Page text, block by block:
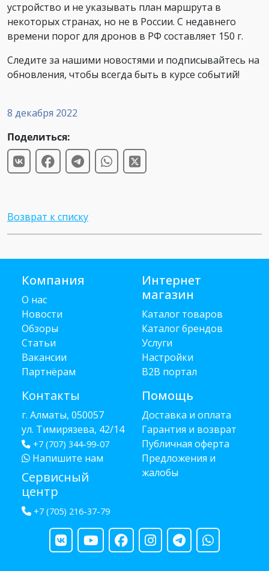
8 декабря 2022
Поделиться:
устройство и не указывать план маршрута в
некоторых странах, но не в России. С недавнего
времени порог для дронов в РФ составляет 150 г.
Следите за нашими новостями и подписывайтесь на
обновления, чтобы всегда быть в курсе событий!
Возврат к списку
Компания
О нас
Новости
Обзоры
Статьи
Вакансии
Партнёрам
Контакты
г. Алматы, 050057
ул. Тимирязева, 42/14
+7 (707) 344-99-07
Напишите нам
Сервисный
центр
+7 (705) 216-37-79
Интернет
магазин
Каталог товаров
Каталог брендов
Услуги
Настройки
B2B портал
Помощь
Доставка и оплата
Гарантия и возврат
Публичная оферта
Предложения и
жалобы